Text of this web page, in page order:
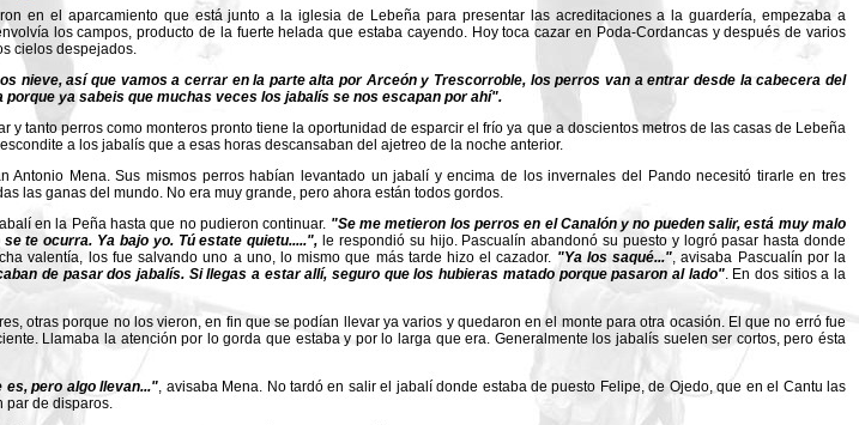
en el aparcamiento que está junto a la iglesia de Lebeña para presentar las acreditaciones a la guardería, empezaba a
los campos, producto de la fuerte helada que estaba cayendo. Hoy toca cazar en Poda-Cordancas y después de varios
cielos despejados.
nieve, así que vamos a cerrar en la parte alta por Arceón y Trescorroble, los perros van a entrar desde la cabecera del
ya sabeis que muchas veces los jabalís se nos escapan por ahí".
y tanto perros como monteros pronto tiene la oportunidad de esparcir el frío ya que a doscientos metros de las casas de Lebeña
a los jabalís que a esas horas descansaban del ajetreo de la noche anterior.
Antonio Mena. Sus mismos perros habían levantado un jabalí y encima de los invernales del Pando necesitó tirarle en tres
las ganas del mundo. No era muy grande, pero ahora están todos gordos.
en la Peña hasta que no pudieron continuar. "Se me metieron los perros en el Canalón y no pueden salir, está muy malo
te ocurra. Ya bajo yo. Tú estate quietu.....", le respondió su hijo. Pascualín abandonó su puesto y logró pasar hasta donde
valentía, los fue salvando uno a uno, lo mismo que más tarde hizo el cazador. "Ya los saqué...", avisaba Pascualín por la
de pasar dos jabalís. Si llegas a estar allí, seguro que los hubieras matado porque pasaron al lado". En dos sitios a la
otras porque no los vieron, en fin que se podían llevar ya varios y quedaron en el monte para otra ocasión. El que no erró fue
Llamaba la atención por lo gorda que estaba y por lo larga que era. Generalmente los jabalís suelen ser cortos, pero ésta
pero algo llevan...", avisaba Mena. No tardó en salir el jabalí donde estaba de puesto Felipe, de Ojedo, que en el Cantu las
par de disparos.